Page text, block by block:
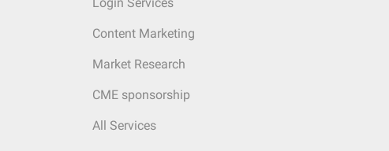
Content Marketing
Market Research
CME sponsorship
All Services